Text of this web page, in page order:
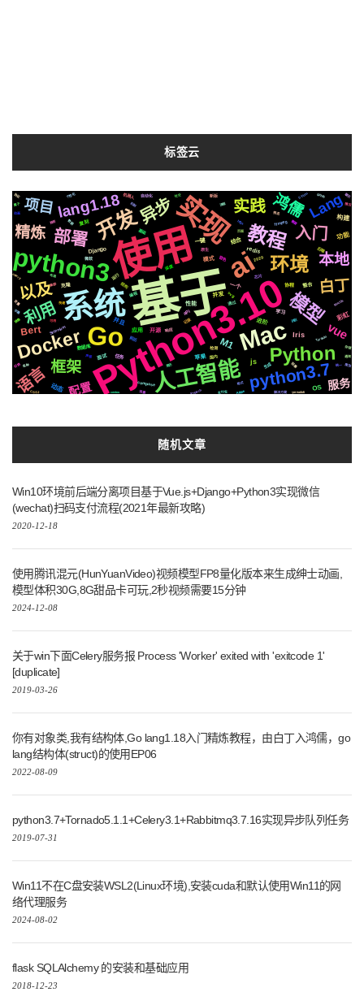
标签云
基于
使用
Python3.10
系统
ai
实现
Go
python3
Mac
人工智能
开发
环境
教程
Python
模型
Docker
异步
部署
python3.7
利用
实践
入门
以及
框架
lang1.18
本地
白丁
鸿儒
精炼
语言
项目 Lang
vue
配置 服务
Bert
M1
js
Iris
彩虹
功能
动态
构建
OS
性能
并发
模式
开源
一个
并且
应用
Django
一键
进阶
redis
结合
苹果
学习
克隆
任务
协程
面试
api
数据库
整合
复刻
深度
记录
编程
Selenium
通过
新版
svg
生成
结构
运行
自动化
音色
响应
ffmpeg
compose
原生
芯片
前后
检测
基础
2020
微软
国内
后端
机器人
页面
https
Pytorch
MacOs
支付宝
简历
快速
布局
Tornado
个性化
识别
集群
流程
可用
声音
机制
社交
数据
centos
推送
需要
解决方案
格式
字幕
变量
推荐
celery
场景
阻塞
镜像
Apple
各种
存储
Silicon
Tornado6
遇到
统一
CSS3
github
切换
动画
爬虫
属于 情况
协议 聊天
随机文章
Win10环境前后端分离项目基于Vue.js+Django+Python3实现微信
(wechat)扫码支付流程(2021年最新攻略)
2020-12-18
使用腾讯混元(HunYuanVideo)视频模型FP8量化版本来生成绅士动画,
模型体积30G,8G甜品卡可玩,2秒视频需要15分钟
2024-12-08
关于win下面Celery服务报 Process 'Worker' exited with 'exitcode 1'
[duplicate]
2019-03-26
你有对象类,我有结构体,Go lang1.18入门精炼教程，由白丁入鸿儒，go
lang结构体(struct)的使用EP06
2022-08-09
python3.7+Tornado5.1.1+Celery3.1+Rabbitmq3.7.16实现异步队列任务
2019-07-31
Win11不在C盘安装WSL2(Linux环境),安装cuda和默认使用Win11的网
络代理服务
2024-08-02
flask SQLAlchemy 的安装和基础应用
2018-12-23